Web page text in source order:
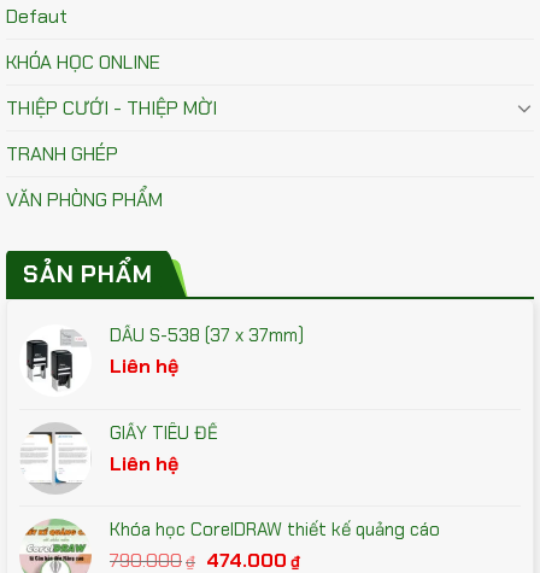
Defaut
KHÓA HỌC ONLINE
THIỆP CƯỚI - THIỆP MỜI
TRANH GHÉP
VĂN PHÒNG PHẨM
SẢN PHẨM
DẤU S-538 (37 x 37mm)
Liên hệ
GIẤY TIÊU ĐỀ
Liên hệ
Khóa học CorelDRAW thiết kế quảng cáo
790.000₫ Giá
474.000 ₫Giá